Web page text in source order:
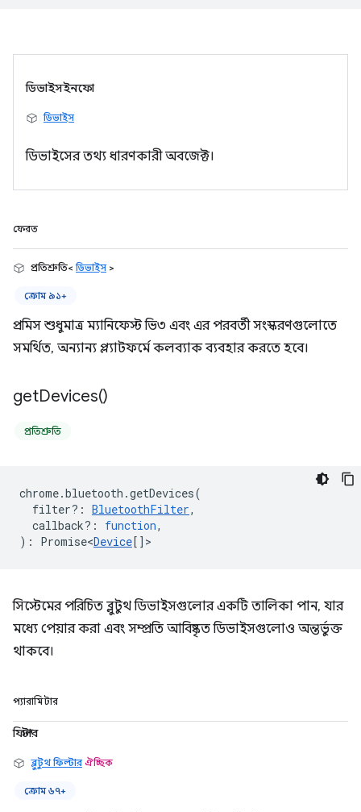
ডিভাইসইনফো
ডিভাইস
ডিভাইসের তথ্য ধারণকারী অবজেক্ট।
ফেরত
প্রতিশ্রুতি<ডিভাইস>
ক্রোম ৯১+
প্রমিস শুধুমাত্র ম্যানিফেস্ট ভি৩ এবং এর পরবর্তী সংস্করণগুলোতে
সমর্থিত, অন্যান্য প্ল্যাটফর্মে কলব্যাক ব্যবহার করতে হবে।
getDevices()
প্রতিশ্রুতি
chrome.bluetooth .getDevices(
filter? : BluetoothFilter,
callback? : function,
) : Promise<Device[] >
সিস্টেমের পরিচিত ব্লুটুথ ডিভাইসগুলোর একটি তালিকা পান, যার
মধ্যে পেয়ার করা এবং সম্প্রতি আবিষ্কৃত ডিভাইসগুলোও অন্তর্ভুক্ত
থাকবে।
প্যারামিটার
ফিল্টার
ব্লুটুথ ফিল্টার ঐচ্ছিক
ক্রোম ৬৭+